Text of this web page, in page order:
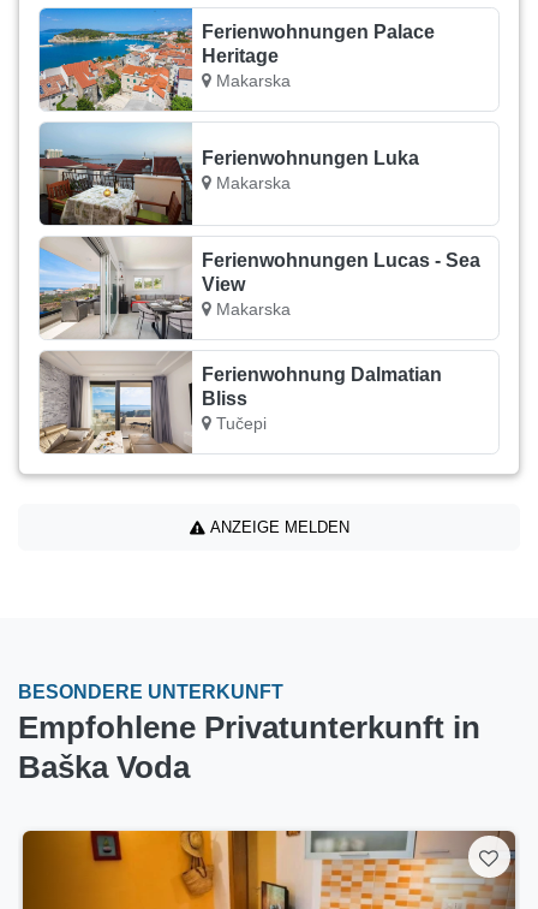
Ferienwohnungen Palace
Heritage
Makarska
Ferienwohnungen Luka
Makarska
Ferienwohnungen Lucas - Sea
View
Makarska
Ferienwohnung Dalmatian
Bliss
Tučepi
ANZEIGE MELDEN
BESONDERE UNTERKUNFT
Empfohlene Privatunterkunft in
Baška Voda